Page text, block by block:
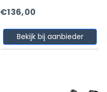
€136,00
Bekijk bij aanbieder